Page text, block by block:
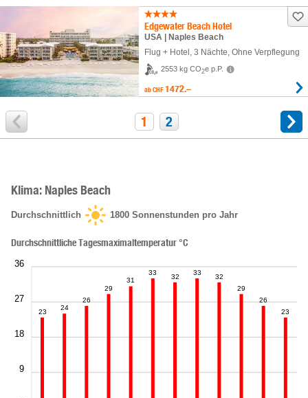
Edgewater Beach Hotel
USA | Naples Beach
Flug + Hotel , 3 Nächte, Ohne Verpflegung
2553 kg CO2e p.P.
ab CHF 1472.–
1 2
Klima: Naples Beach
Durchschnittlich 1800 Sonnenstunden pro Jahr
9
18
27
36
Durchschnittliche Tagesmaximaltemperatur °C
23
24
26
29
31
33
32
33
32
29
26
23